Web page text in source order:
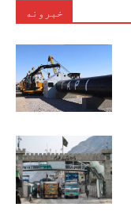
خبرونه